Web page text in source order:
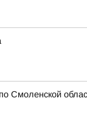
Смоленской